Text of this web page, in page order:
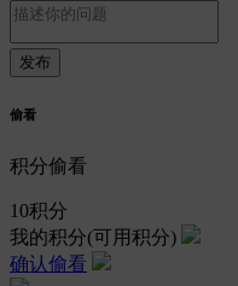
偷看
积分偷看
10积分
我的积分(可用积分)
确认偷看